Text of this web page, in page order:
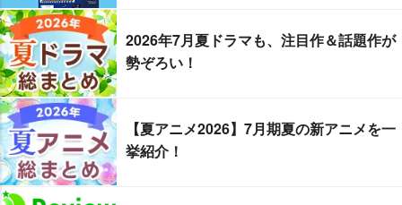
2026年7月夏ドラマも、注目作＆話題作が
勢ぞろい！
【夏アニメ2026】7月期夏の新アニメを一
挙紹介！